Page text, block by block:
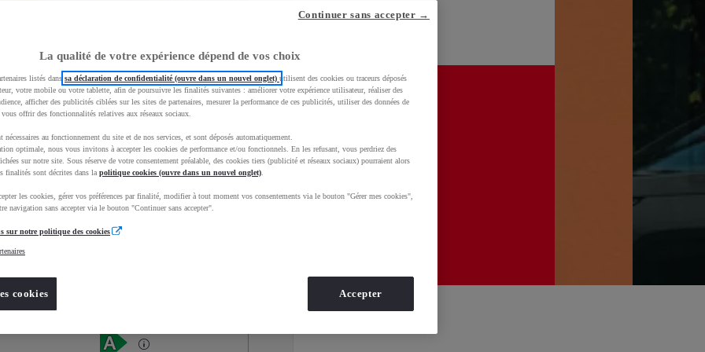
Services Concession
Occasions
La qualité de votre expérience dépend de vos choix
listés dans sa déclaration de confidentialité (ouvre dans un nouvel onglet) utilisent des cookies ou traceurs déposés
votre mobile ou votre tablette, afin de poursuivre les finalités suivantes : améliorer votre expérience utilisateur, réaliser des
afficher des publicités ciblées sur les sites de partenaires, mesurer la performance de ces publicités, utiliser des données de
offrir des fonctionnalités relatives aux réseaux sociaux.
nécessaires au fonctionnement du site et de nos services, et sont déposés automatiquement.
optimale, nous vous invitons à accepter les cookies de performance et/ou fonctionnels. En les refusant, vous perdriez des
sur notre site. Sous réserve de votre consentement préalable, des cookies tiers (publicité et réseaux sociaux) pourraient alors
finalités sont décrites dans la politique cookies (ouvre dans un nouvel onglet)
les cookies, gérer vos préférences par finalité, modifier à tout moment vos consentements via le bouton "Gérer mes cookies",
navigation sans accepter via le bouton "Continuer sans accepter".
sur notre politique des cookies
cookies
Continuer sans accepter →
Accepter